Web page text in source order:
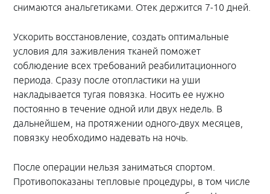
снимаются анальгетиками. Отек держится 7-10 дней.
Ускорить восстановление, создать оптимальные
условия для заживления тканей поможет
соблюдение всех требований реабилитационного
периода. Сразу после отопластики на уши
накладывается тугая повязка. Носить ее нужно
постоянно в течение одной или двух недель. В
дальнейшем, на протяжении одного-двух месяцев,
повязку необходимо надевать на ночь.
После операции нельзя заниматься спортом.
Противопоказаны тепловые процедуры, в том числе